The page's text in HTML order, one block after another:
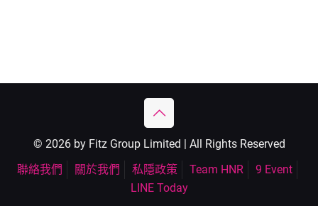
© 2026 by Fitz Group Limited | All Rights Reserved
聯絡我們
關於我們 私隱政策 Team HNR
9 Event
LINE Today